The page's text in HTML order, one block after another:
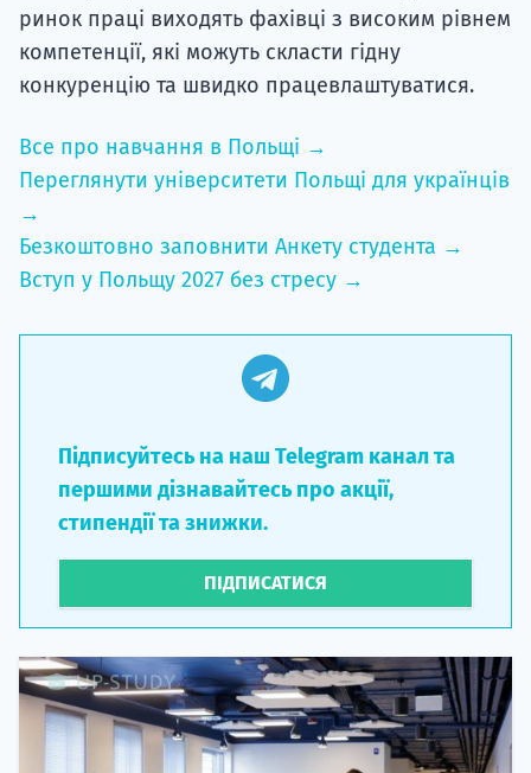
ринок праці виходять фахівці з високим рівнем
компетенції, які можуть скласти гідну
конкуренцію та швидко працевлаштуватися.
Все про навчання в Польщі →
Переглянути університети Польщі для українців
→
Безкоштовно заповнити Анкету студента →
Вступ у Польщу 2027 без стресу →
Підписуйтесь на наш Telegram канал та
першими дізнавайтесь про акції,
стипендії та знижки.
ПІДПИСАТИСЯ